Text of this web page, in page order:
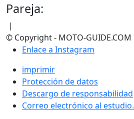
Pareja:
|
© Copyright - MOTO-GUIDE.COM
Enlace a Instagram
imprimir
Protección de datos
Descargo de responsabilidad
Correo electrónico al estudio.